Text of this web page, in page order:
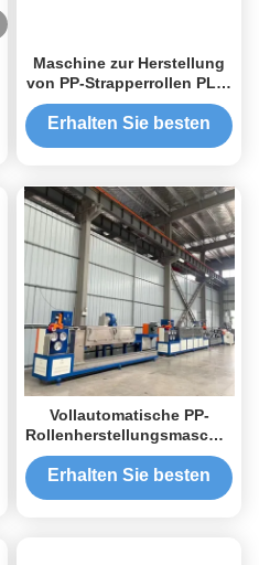
Maschine zur Herstellung
von PP-Strapperrollen PLC-
Steuerungssystem für die
Herstellung von Strapband
Erhalten Sie besten
Vollautomatische PP-
Rollenherstellungsmaschine
mit maximaler Produktivität
Erhalten Sie besten